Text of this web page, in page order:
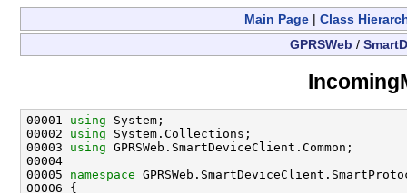
Main Page| Class
GPRSWeb /
00001 using System;
00002 using System.Collections;
00003 using GPRSWeb.SmartDeviceClient.Common;
00004
00005 namespace